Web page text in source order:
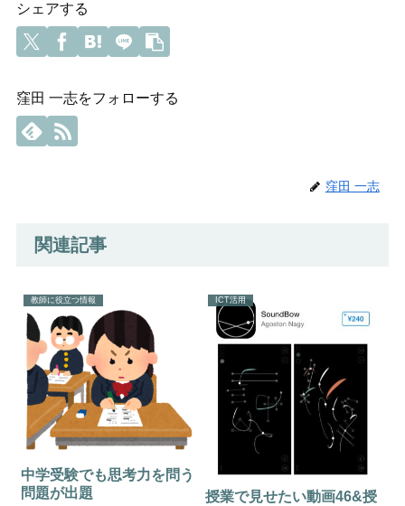
シェアする
窪田 一志をフォローする
窪田 一志
関連記事
教師に役立つ情報
中学受験でも思考力を問う
問題が出題
ICT活用
授業で見せたい動画46&授